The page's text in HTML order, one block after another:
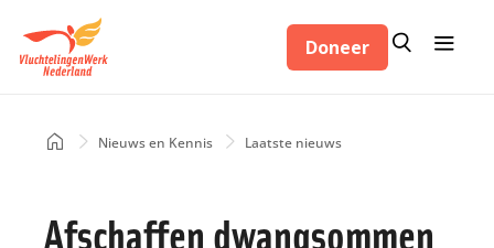
inhoud
Doneer Zoeken
Zoeken
HomeNieuws en Kennis Laatste nieuws
Afschaffen dwangsommen